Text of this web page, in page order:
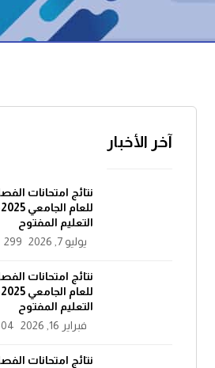
آخر الأخبار
نتائج امتحانات
التعليم المفتوح
يوليو 7, 2026
299
نتائج امتحانات
التعليم المفتوح
فبراير 16, 2026
نتائج امتحانات